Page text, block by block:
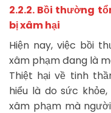
2.2.2. Bồi thường
bị xâm hại
Hiện nay, việc bồi
xâm phạm đang là
Thiệt hại về tinh
hiểu là do sức
xâm phạm mà